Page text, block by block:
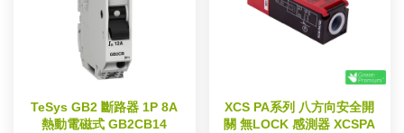
TeSys GB2 斷路器 1P 8A
熱動電磁式 GB2CB14
XCS PA系列 八方向安全開
關 無LOCK 感測器 XCSPA